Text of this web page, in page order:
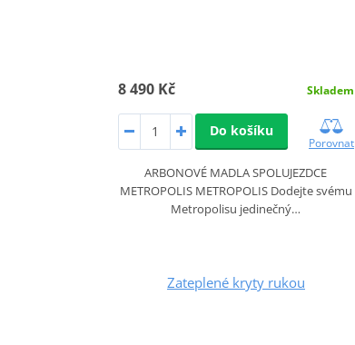
8 490 Kč Skladem
Do košíku
Porovnat
ARBONOVÉ MADLA SPOLUJEZDCE
METROPOLIS METROPOLIS Dodejte svému
Metropolisu jedinečný…
Zateplené kryty rukou